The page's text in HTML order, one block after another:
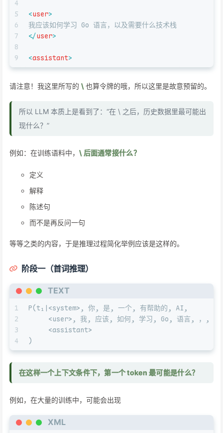
4
5
6
7
8
9
<user>
我应该如何学习 Go 语言，以及需要什么技术栈
</user>
<assistant>
请注意！我这里所写的 \ 也算令牌的哦，所以这里是故意预留的。
所以 LLM 本质上是看到了：“在 \ 之后，历史数据里最可能出
现什么？”
例如：在训练语料中， \ 后面通常接什么？
定义
解释
陈述句
而不是再反问一句
等等之类的内容，于是推理过程简化举例应该是这样的。
阶段一（首词推理）
TEXT
1
2
3
4
P(t₁|<system>, 你, 是, 一个, 有帮助的, AI,
<user>, 我, 应该, 如何, 学习, Go, 语言, ，, 以
     <assistant>
)
在这样一个上下文条件下，第一个 token 最可能是什么？
例如，在大量的训练中，可能会出现
XML